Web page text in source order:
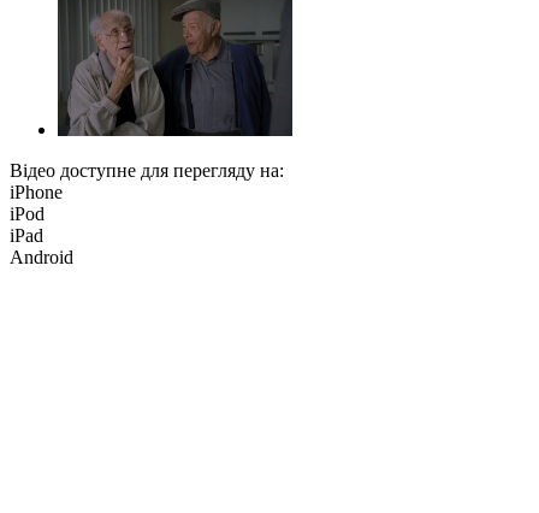
Відео доступне для перегляду на:
iPhone
iPod
iPad
Android